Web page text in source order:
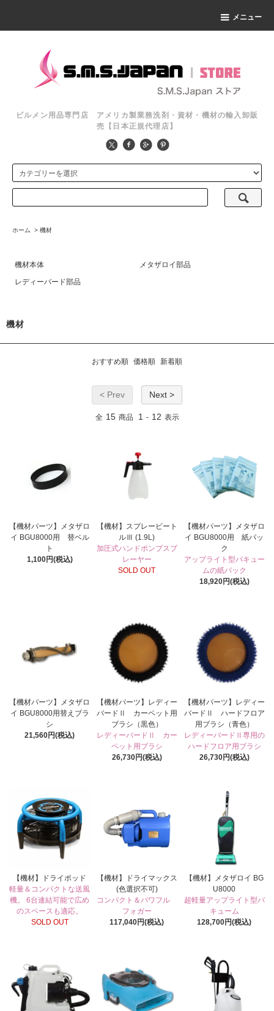
メニュー
ビルメン用品専門店 アメリカ製業務洗剤・資材・機材の輸入卸販
売【日本正規代理店】
ホーム > 機材
機材本体
メタザロイ部品
レディーバード部品
機材
おすすめ順 価格順 新着順
< Prev Next >
全 15 商品 1 - 12 表示
【機材パーツ】メタザロ
イ BGU8000用 替ベル
ト
1,100円(税込)
【機材】スプレービート
ルⅢ (1.9L)
加圧式ハンドポンプスプ
レーヤー
SOLD OUT
【機材パーツ】メタザロ
イ BGU8000用 紙パッ
ク
アップライト型バキュー
ムの紙パック
18,920円(税込)
【機材パーツ】メタザロ
イ BGU8000用替えブラ
シ
21,560円(税込)
【機材パーツ】レディー
バードⅡ カーペット用
ブラシ（黒色）
レディーバードⅡ カー
ペット用ブラシ
26,730円(税込)
【機材パーツ】レディー
バードⅡ ハードフロア
用ブラシ（青色）
レディーバードⅡ専用の
ハードフロア用ブラシ
26,730円(税込)
【機材】ドライポッド
軽量＆コンパクトな送風
機。 6台連結可能で広め
のスペースも適応。
SOLD OUT
【機材】ドライマックス
(色選択不可)
コンパクト＆パワフル
フォガー
117,040円(税込)
【機材】メタザロイ BG
U8000
超軽量アップライト型バ
キューム
128,700円(税込)